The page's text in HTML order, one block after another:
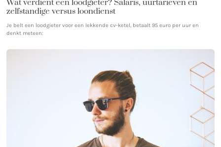
Wat verdient een loodgieter? Salaris, uurtarieven en
zelfstandige versus loondienst
Je belt een loodgieter voor een lekkende cv-ketel, betaalt 95 euro per uur en
denkt meteen: